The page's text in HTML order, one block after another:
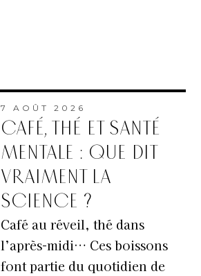
7 AOÛT 2026
CAFÉ, THÉ ET SANTÉ
MENTALE : QUE DIT
VRAIMENT LA
SCIENCE ?
Café au réveil, thé dans
l’après-midi… Ces boissons
font partie du quotidien de